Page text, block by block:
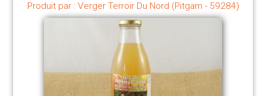
Produit par : Verger Terroir Du Nord (Pitgam - 59284)